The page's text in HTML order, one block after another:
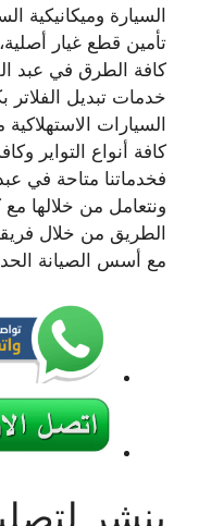
السيارة وميكانيكية
تأمين قطع غيار
كافة الطرق في عبد
خدمات تبديل الفلاتر
السيارات
كافة أنواع التواير
ونتعامل من خلالها
الطريق من خلال
مع أسس الصيانة
بنشر